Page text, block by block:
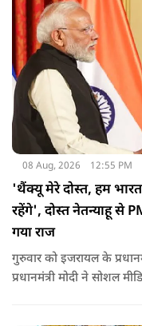
08 Aug, 2026 12:55 PM
'थैंक्यू मेरे दोस्त, हम
रहेंगे', दोस्त नेतन्याहू से
गया राज
गुरुवार को इजरायल के
प्रधानमंत्री मोदी ने सोशल